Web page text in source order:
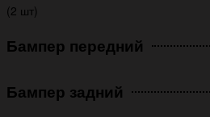
(2 шт)
Бампер передний
Бампер задний